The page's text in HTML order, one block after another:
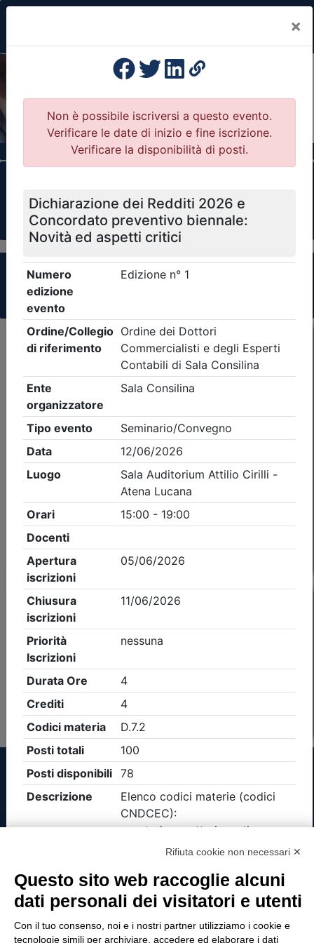
×
Previous
Il portale della formazione per Ordini e
Collegi Professionali
Clicca qui - espandi la sezione dei filtri ricerca
eventi
Criteri di ricerca applicati:
- Tipo Ordine/collegio:Dott. Comm. E.C.
Sala Consilina- Eventi in programma dal
7/8/2026
Precedente 1 Successiva
Nessun risultato per i parametri inseriti
Esito della ricerca eventi formativi
Non è stato trovato nessun evento formativo con i
parametri di ricerca utilizzati
Tinexta Visura SpA
Società con Socio Unico
Società soggetta alla direzione e coordinamento
P.IVA 05338771008 REA n. 877679
Rifiuta cookie non necessari ✕
Questo sito web raccoglie alcuni
dati personali dei visitatori e utenti
Con il tuo consenso, noi e i nostri partner utilizziamo i cookie e
tecnologie simili per archiviare, accedere ed elaborare i dati